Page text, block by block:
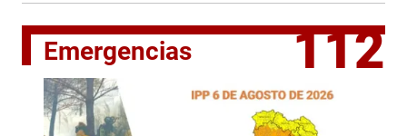
Emergencias 112